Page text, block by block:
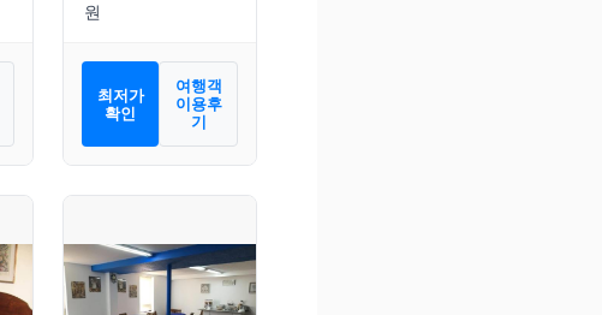
최저가
확인
여행객
이용후
기